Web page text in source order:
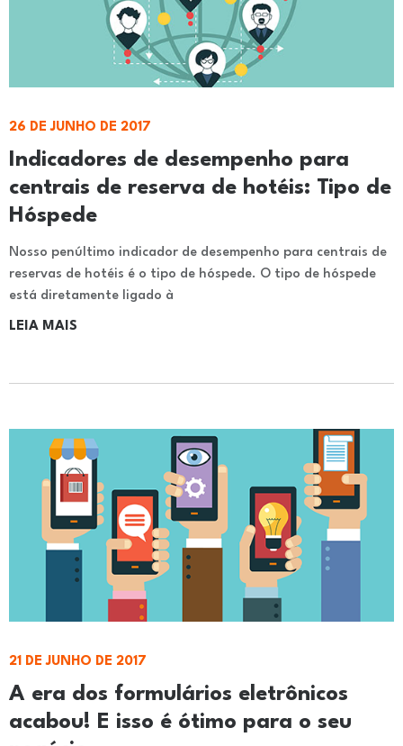
Indicadores de desempenho para
centrais de reserva de hotéis: Tipo de
Hóspede
26 DE JUNHO DE 2017
Nosso penúltimo indicador de desempenho para centrais de
reservas de hotéis é o tipo de hóspede. O tipo de hóspede
está diretamente ligado à
LEIA MAIS
A era dos formulários eletrônicos
acabou! E isso é ótimo para o seu
21 DE JUNHO DE 2017